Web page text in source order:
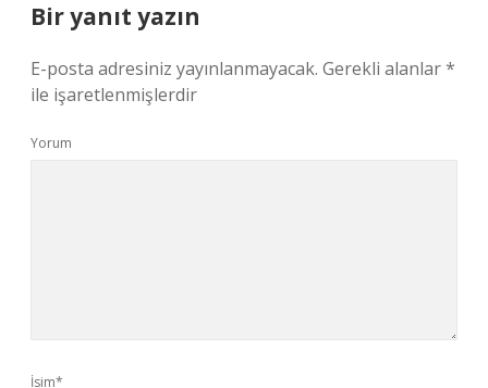
Bir yanıt yazın
E-posta adresiniz yayınlanmayacak. Gerekli alanlar*
ile işaretlenmişlerdir
Yorum
İsim*